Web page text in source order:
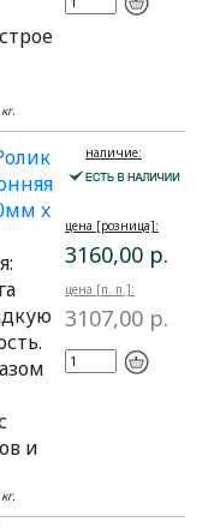
x
и
наличие:
цена [розница]:
3160,00 р.
цена [п. п.]:
3107,00 р.